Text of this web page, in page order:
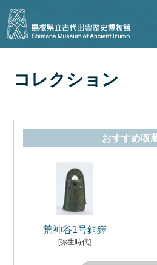
コレクション
おすすめ収
荒神谷1号銅鐸
[弥生時代]